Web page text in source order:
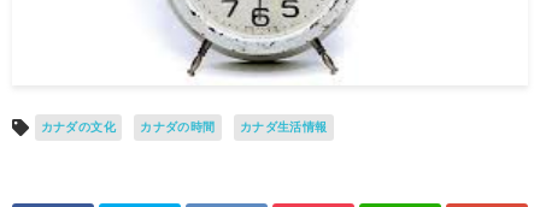
カナダの文化 カナダの時間 カナダ生活情報